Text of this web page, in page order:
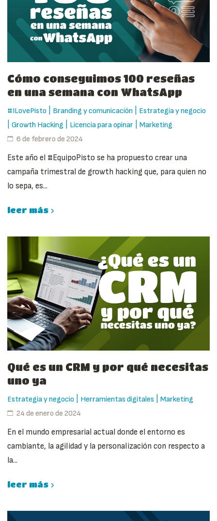
Cómo conseguimos 100 reseñas
en una semana con WhatsApp
#ILovePisto Branding y comunicación Estrategia y negocio
Growth Hacking Licencia para opinar
Marketing
6 de febrero de 2024
Este año el #EquipoPisto se ha propuesto crear una
campaña trimestral de growth hacking que, para quien no
lo sepa, es...
leer más
Qué es un CRM y por qué necesitas
uno ya
Estrategia y negocio Herramientas digitales
Marketing
24 de enero de 2024
En el mundo empresarial actual donde el entorno es
cambiante, la agilidad y la personalización con respecto a
la...
leer más